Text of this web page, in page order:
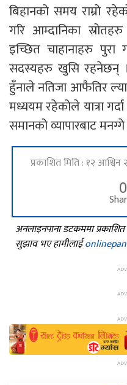
बिहानको समय राम्रो
गरि आम्दानिका
इच्छित चाहानाहरु पुरा
सदस्यहरु खुसि रहनेछन्
हुँनाले नतिजा आफैतिर
मध्ययम रहेकोले यात्रा
समानको व्यापारबाट
प्रकाशित मिति : १२
0
अनलाइनपाना डटकममा
सुझाव भए हामीलाई